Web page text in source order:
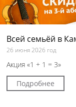
Всей семьёй в
26 июня 2026 год
Акция «1 + 1 = 3»
Подробнее